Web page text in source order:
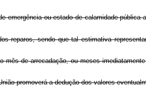
emergência ou estado de calamidade pública
reparos, sendo que tal estimativa
de arrecadação, ou meses
promoverá a dedução dos valores